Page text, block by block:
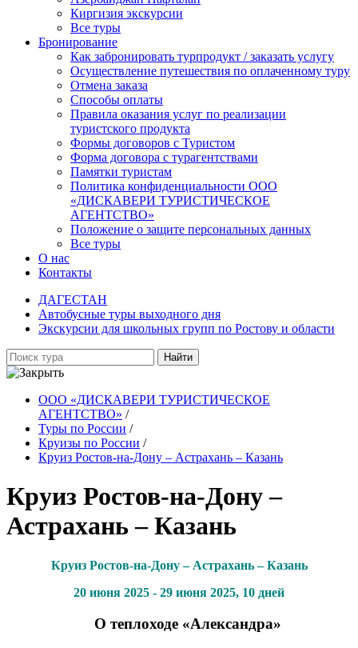
Киргизия экскурсии
Все туры
Бронирование
Как забронировать турпродукт / заказать услугу
Осуществление путешествия по оплаченному туру
Отмена заказа
Способы оплаты
Правила оказания услуг по реализации
туристского продукта
Формы договоров с Туристом
Форма договора с турагентствами
Памятки туристам
Политика конфиденциальности ООО
«ДИСКАВЕРИ ТУРИСТИЧЕСКОЕ
АГЕНТСТВО»
Положение о защите персональных данных
Все туры
О нас
Контакты
ДАГЕСТАН
Автобусные туры выходного дня
Экскурсии для школьных групп по Ростову и области
Найти
ООО «ДИСКАВЕРИ ТУРИСТИЧЕСКОЕ
АГЕНТСТВО» /
Туры по России /
Круизы по России /
Круиз Ростов-на-Дону – Астрахань – Казань
Круиз Ростов-на-Дону –
Астрахань – Казань
Круиз Ростов-на-Дону – Астрахань – Казань
20 июня 2025 - 29 июня 2025, 10 дней
О теплоходе «Александра»